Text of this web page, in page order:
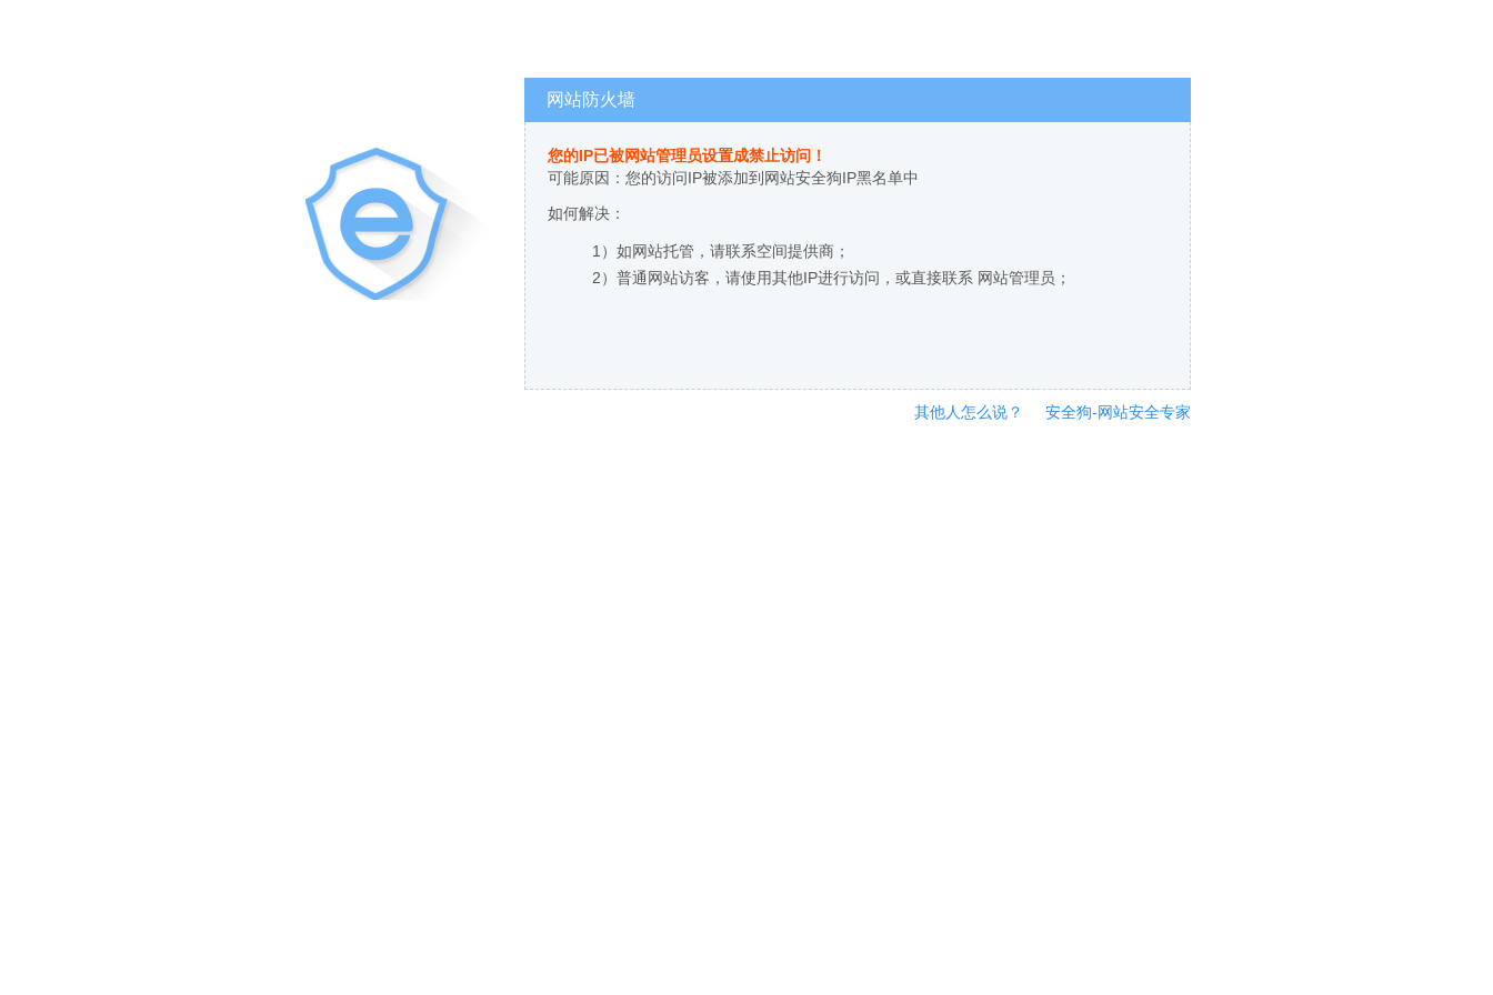
网站防火墙
您的IP已被网站管理员设置成禁止访问！
可能原因：您的访问IP被添加到网站安全狗IP黑名单中
如何解决：
1）如网站托管，请联系空间提供商；
2）普通网站访客，请使用其他IP进行访问，或直接联系 网站管理员；
其他人怎么说？ 安全狗-网站安全专家